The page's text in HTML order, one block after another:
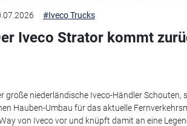
#Iveco Trucks
Iveco Strator kommt
große niederländische Iveco-Händler Schouten,
Hauben-Umbau für das aktuelle
von Iveco vor und knüpft damit an eine